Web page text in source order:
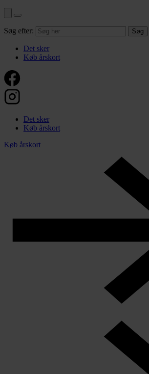
Søg efter:
Det sker
Køb årskort
Det sker
Køb årskort
Køb årskort